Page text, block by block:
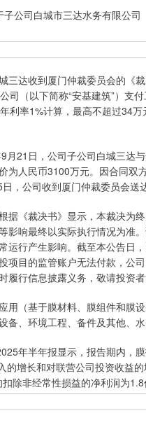
司白城市三达水务有限公司
达收到厦门仲裁委员会的《
司（以下简称“安基建筑”）支
利率1%计算，最高不超过34
21日，公司子公司白城三达
为人民币3100万元。因合同双
，公司收到厦门仲裁委员会送
《裁决书》显示，本裁决为
影响最终以实际执行情况为准
运行产生影响。截至本公告日
项目的监管账户无法付款，公
行信息披露义务，敬请投资者
（基于膜材料、膜组件和膜
、环境工程、备件及其他、水
年半年报显示，报告期内，
增长和对联营公司投资收益
除非经常性损益的净利润为1.8